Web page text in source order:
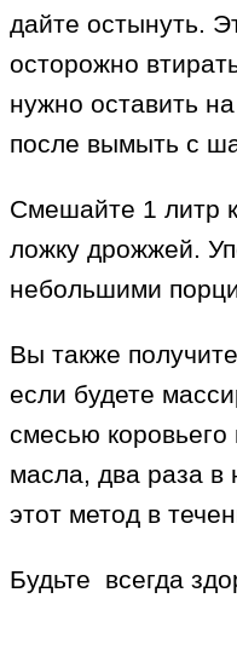
дайте остынуть.
осторожно
нужно оставить
после вымыть с
Смешайте 1 литр
ложку дрожжей.
небольшими
Вы также
если будете
смесью коровьего
масла, два раза в
этот метод в
Будьте всегда